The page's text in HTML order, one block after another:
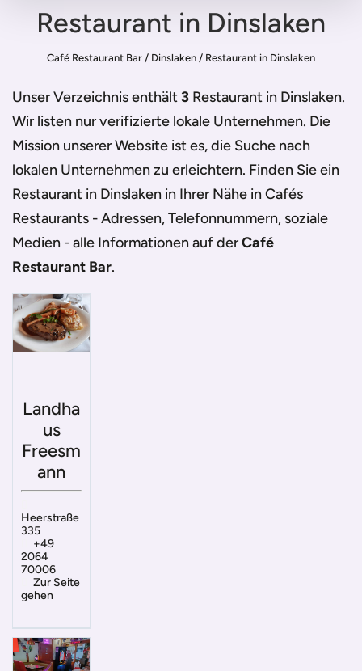
Restaurant in Dinslaken
Café Restaurant Bar / Dinslaken / Restaurant in Dinslaken
Unser Verzeichnis enthält3 Restaurant in Dinslaken.
Wir listen nur verifizierte lokale Unternehmen. Die
Mission unserer Website ist es, die Suche nach
lokalen Unternehmen zu erleichtern. Finden Sie ein
Restaurant in Dinslaken in Ihrer Nähe in Cafés
Restaurants - Adressen, Telefonnummern, soziale
Medien - alle Informationen auf derCafé
Restaurant Bar.
Landha
us
Freesm
ann
Heerstraße
335
+49
2064
70006
Zur Seite
gehen